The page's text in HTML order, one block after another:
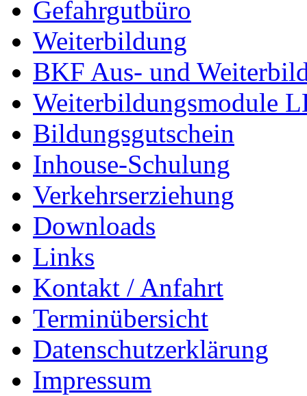
Gefahrgutbüro
Weiterbildung
BKF Aus- und
Weiterbildungsmodule
Bildungsgutschein
Inhouse-Schulung
Verkehrserziehung
Downloads
Links
Kontakt / Anfahrt
Terminübersicht
Datenschutzerklärung
Impressum